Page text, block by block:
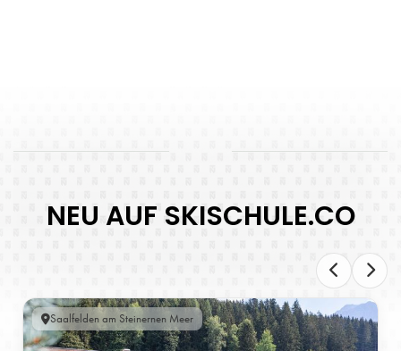
NEU AUF SKISCHULE.CO
Saalfelden am Steinernen Meer